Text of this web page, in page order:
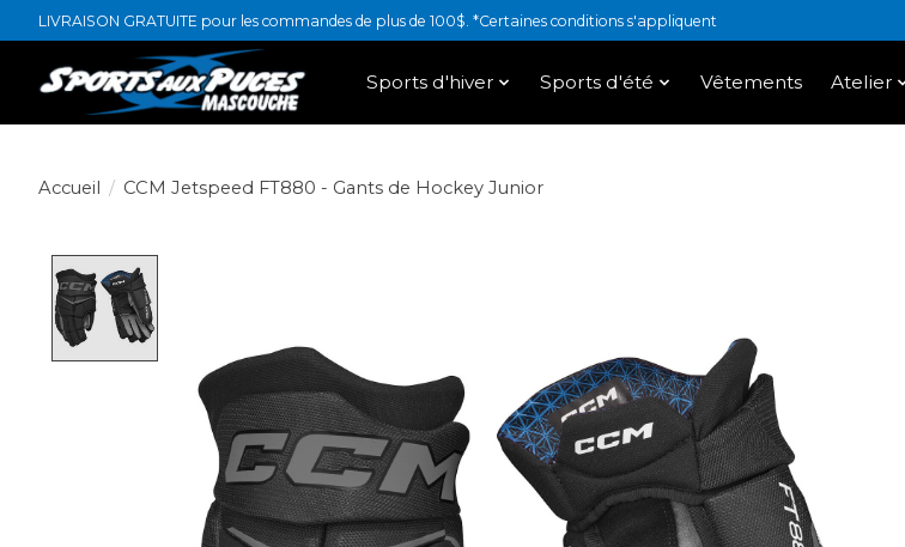
LIVRAISON GRATUITE pour les commandes de plus de 100$. *Certaines conditions s'appliquent
Sports d'hiver Sports d'été Vêtements Atelier
Accueil / CCM Jetspeed FT880 - Gants de Hockey Junior